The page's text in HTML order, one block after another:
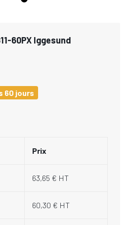
60PX Iggesund
60 jours
Prix
63,65 € HT
60,30 € HT